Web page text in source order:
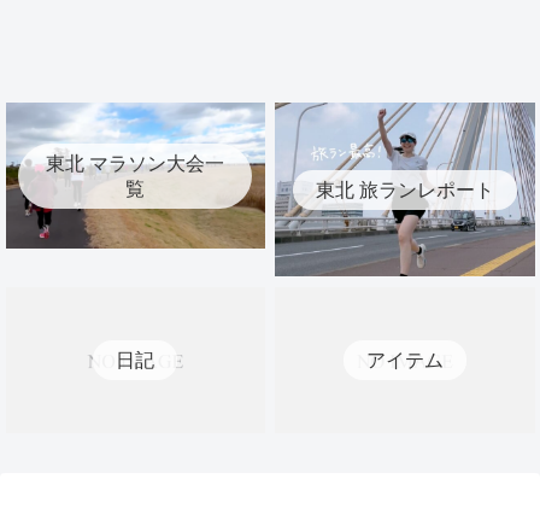
東北 マラソン大会一
覧
東北 旅ランレポート
日記 アイテム